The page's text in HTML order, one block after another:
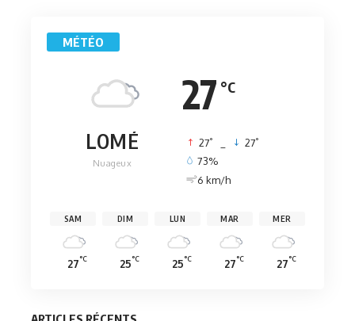
MÉTÉO
27 °C
LOMÉ
Nuageux
27° 27°
73%
6 km/h
SAM
27°C
DIM
25°C
LUN
25°C
MAR
27°C
MER
27°C